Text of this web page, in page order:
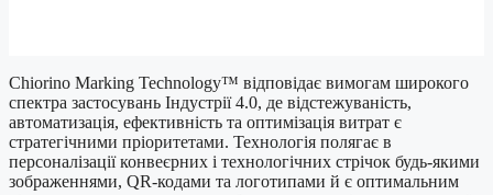
Chiorino Marking Technology™ відповідає вимогам широкого
спектра застосувань Індустрії 4.0, де відстежуваність,
автоматизація, ефективність та оптимізація витрат є
стратегічними пріоритетами. Технологія полягає в
персоналізації конвеєрних і технологічних стрічок будь-якими
зображеннями, QR-кодами та логотипами й є оптимальним